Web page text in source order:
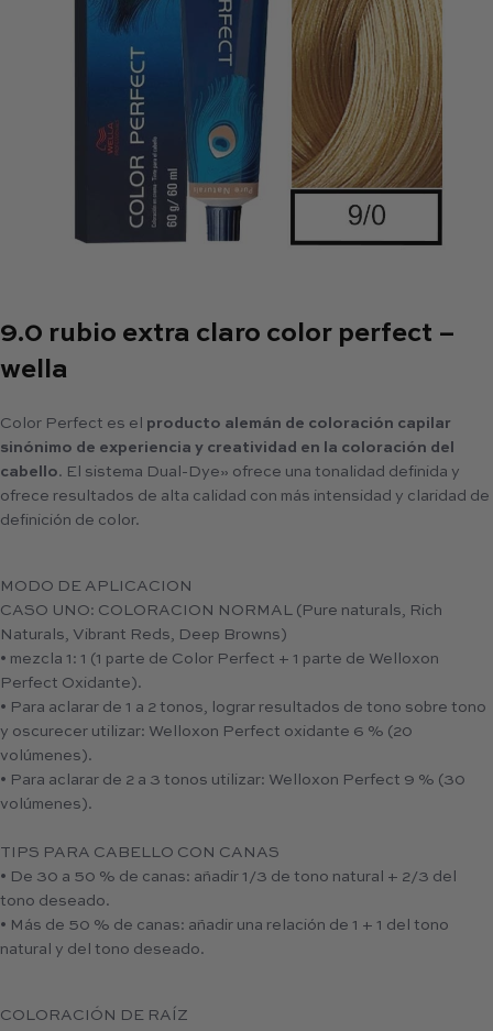
9.0 rubio extra claro color perfect –
wella
Color Perfect es el producto alemán de coloración capilar
sinónimo de experiencia y creatividad en la coloración del
cabello. El sistema Dual-Dye» ofrece una tonalidad definida y
ofrece resultados de alta calidad con más intensidad y claridad de
definición de color.
MODO DE APLICACION
CASO UNO: COLORACION NORMAL (Pure naturals, Rich
Naturals, Vibrant Reds, Deep Browns)
• mezcla 1: 1 (1 parte de Color Perfect + 1 parte de Welloxon
Perfect Oxidante).
• Para aclarar de 1 a 2 tonos, lograr resultados de tono sobre tono
y oscurecer utilizar: Welloxon Perfect oxidante 6 % (20
volúmenes).
• Para aclarar de 2 a 3 tonos utilizar: Welloxon Perfect 9 % (30
volúmenes).
TIPS PARA CABELLO CON CANAS
• De 30 a 50 % de canas: añadir 1/3 de tono natural + 2/3 del
tono deseado.
• Más de 50 % de canas: añadir una relación de 1 + 1 del tono
natural y del tono deseado.
COLORACIÓN DE RAÍZ